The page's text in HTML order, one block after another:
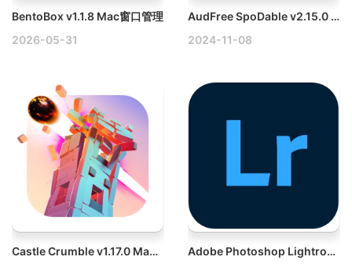
BentoBox v1.1.8 Mac窗口管理
2026-05-31
AudFree SpoDable v2.15.0 Mac Spotify音乐转换器破解版
2024-11-08
Castle Crumble v1.17.0 Mac粉碎城堡休闲益智游戏
Adobe Photoshop Lightroom v9.3 Win专业级照片编辑与管理软件破解版